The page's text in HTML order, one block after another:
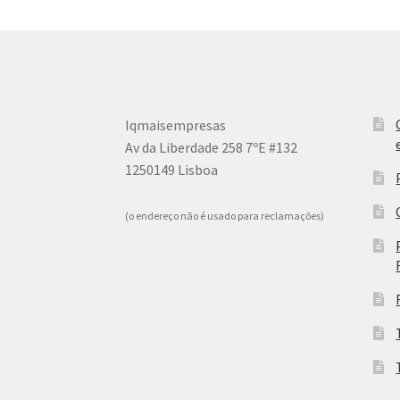
Iqmaisempresas
Av da Liberdade 258 7ºE #132
1250149 Lisboa
(o endereço não é usado para reclamações)